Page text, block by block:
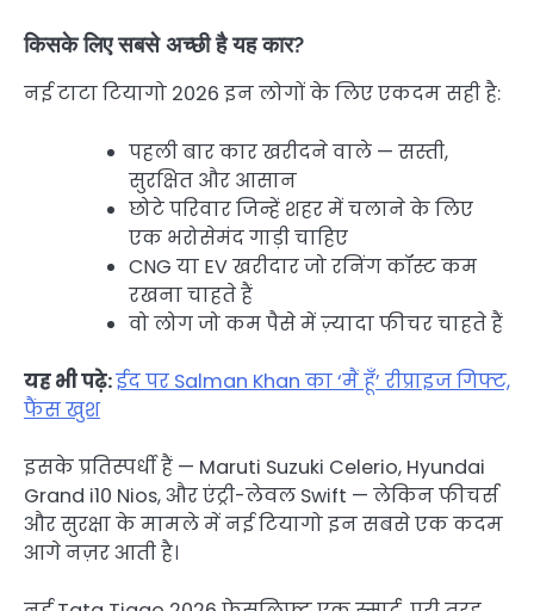
किसके लिए सबसे अच्छी है यह कार?
नई टाटा टियागो 2026 इन लोगों के लिए एकदम सही है:
पहली बार कार खरीदने वाले — सस्ती,
सुरक्षित और आसान
छोटे परिवार जिन्हें शहर में चलाने के लिए
एक भरोसेमंद गाड़ी चाहिए
CNG या EV खरीदार जो रनिंग कॉस्ट कम
रखना चाहते हैं
वो लोग जो कम पैसे में ज़्यादा फीचर चाहते हैं
यह भी पढ़े:ईद पर Salman Khan का ‘मैं हूँ’ रीप्राइज गिफ्ट,
फैंस खुश
इसके प्रतिस्पर्धी हैं — Maruti Suzuki Celerio, Hyundai
Grand i10 Nios, और एंट्री-लेवल Swift — लेकिन फीचर्स
और सुरक्षा के मामले में नई टियागो इन सबसे एक कदम
आगे नज़र आती है।